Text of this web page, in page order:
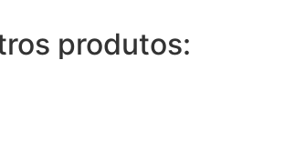
produtos: